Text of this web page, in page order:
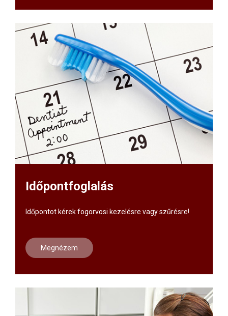
Időpontfoglalás
Időpontot kérek fogorvosi kezelésre vagy szűrésre!
Megnézem